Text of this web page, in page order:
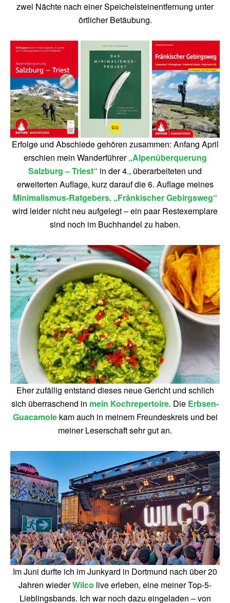
zwei Nächte nach einer Speichelsteinentfernung unter
örtlicher Betäubung.
Erfolge und Abschiede gehören zusammen: Anfang April
erschien mein Wanderführer„Alpenüberquerung
Salzburg – Triest“ in der 4., überarbeiteten und
erweiterten Auflage, kurz darauf die 6. Auflage meines
Minimalismus-Ratgebers. „Fränkischer Gebirgsweg“
wird leider nicht neu aufgelegt – ein paar Restexemplare
sind noch im Buchhandel zu haben.
Eher zufällig entstand dieses neue Gericht und schlich
sich überraschend in mein Kochrepertoire. Die Erbsen-
Guacamolekam auch in meinem Freundeskreis und bei
meiner Leserschaft sehr gut an.
Im Juni durfte ich im Junkyard in Dortmund nach über 20
Jahren wiederWilco live erleben, eine meiner Top-5-
Lieblingsbands. Ich war noch dazu eingeladen – von